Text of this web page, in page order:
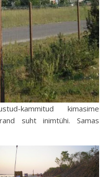
kammitud kimasime
suht inimtühi. Samas